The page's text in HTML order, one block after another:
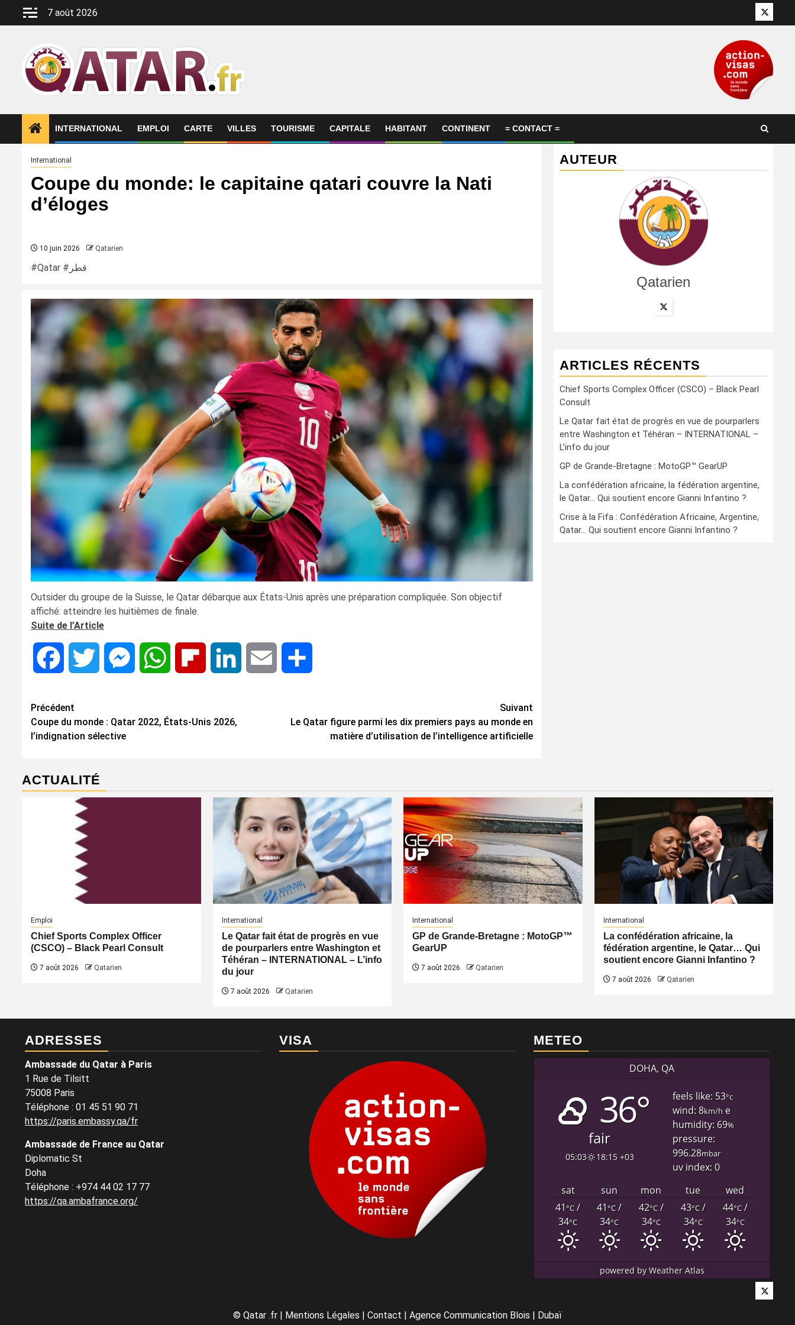
7 août 2026 Twitter
INTERNATIONAL EMPLOI CARTE VILLES TOURISME CAPITALE HABITANT CONTINENT = CONTACT =
International
Coupe du monde: le capitaine qatari couvre la Nati
d’éloges
10 juin 2026 Qatarien
#Qatar #قطر
Outsider du groupe de la Suisse, le Qatar débarque aux États-Unis après une préparation compliquée. Son objectif
affiché: atteindre les huitièmes de finale.
Suite de l’Article
Facebook Twitter MessengerWhatsApp Flipboard LinkedIn Email
Navigation
d’article
Précédent
Coupe du monde : Qatar 2022, États-Unis 2026,
l’indignation sélective
Suivant
Le Qatar figure parmi les dix premiers pays au monde en
matière d’utilisation de l’intelligence artificielle
AUTEUR
Qatarien
ARTICLES RÉCENTS
Chief Sports Complex Officer (CSCO) – Black Pearl
Consult
Le Qatar fait état de progrès en vue de pourparlers
entre Washington et Téhéran – INTERNATIONAL –
L’info du jour
GP de Grande-Bretagne : MotoGP™ GearUP
La confédération africaine, la fédération argentine,
le Qatar… Qui soutient encore Gianni Infantino ?
Crise à la Fifa : Confédération Africaine, Argentine,
Qatar… Qui soutient encore Gianni Infantino ?
ACTUALITÉ
Emploi
Chief Sports Complex Officer
(CSCO) – Black Pearl Consult
7 août 2026 Qatarien
International
Le Qatar fait état de progrès en vue
de pourparlers entre Washington et
Téhéran – INTERNATIONAL – L’info
du jour
7 août 2026 Qatarien
International
GP de Grande-Bretagne : MotoGP™
GearUP
7 août 2026 Qatarien
International
La confédération africaine, la
fédération argentine, le Qatar… Qui
soutient encore Gianni Infantino ?
7 août 2026 Qatarien
ADRESSES
Ambassade du Qatar à Paris
1 Rue de Tilsitt
75008 Paris
Téléphone : 01 45 51 90 71
https://paris.embassy.qa/fr
Ambassade de France au Qatar
Diplomatic St
Doha
Téléphone : +974 44 02 17 77
https://qa.ambafrance.org/
VISA METEO
DOHA, QA
36°
fair
05:03 18:15 +03
feels like: 53°c
wind: 8km/h e
humidity: 69%
pressure:
996.28mbar
uv index: 0
sat
sun mon tue
wed
41°C/
34°C
41°C/
34°C
42°C/
34°C
43°C/
34°C
44°C/
34°C
powered byWeather Atlas
Twitter
© Qatar .fr | Mentions Légales | Contact | Agence Communication Blois | Dubaï